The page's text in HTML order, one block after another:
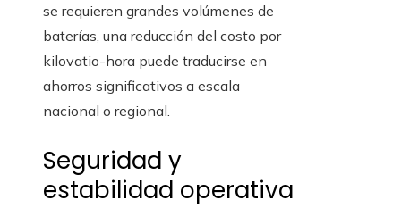
se requieren grandes volúmenes de
baterías, una reducción del costo por
kilovatio-hora puede traducirse en
ahorros significativos a escala
nacional o regional.
Seguridad y
estabilidad operativa